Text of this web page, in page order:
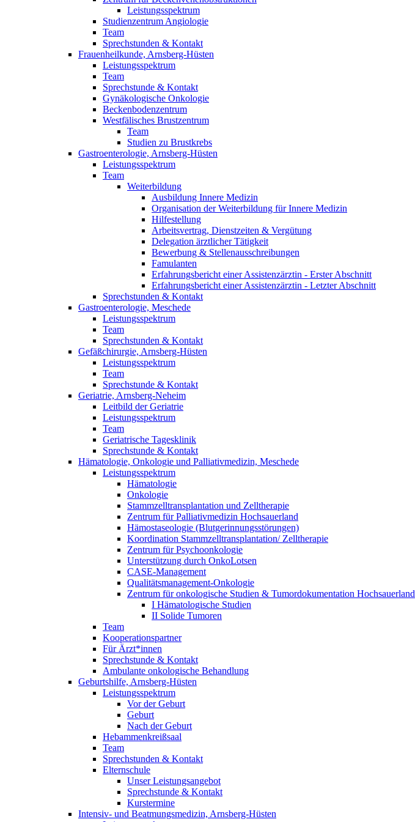
Leistungsspektrum
Studienzentrum Angiologie
Team
Sprechstunden & Kontakt
Frauenheilkunde, Arnsberg-Hüsten
Leistungsspektrum
Team
Sprechstunde & Kontakt
Gynäkologische Onkologie
Beckenbodenzentrum
Westfälisches Brustzentrum
Team
Studien zu Brustkrebs
Gastroenterologie, Arnsberg-Hüsten
Leistungsspektrum
Team
Weiterbildung
Ausbildung Innere Medizin
Organisation der Weiterbildung für Innere Medizin
Hilfestellung
Arbeitsvertrag, Dienstzeiten & Vergütung
Delegation ärztlicher Tätigkeit
Bewerbung & Stellenausschreibungen
Famulanten
Erfahrungsbericht einer Assistenzärztin - Erster Abschnitt
Erfahrungsbericht einer Assistenzärztin - Letzter Abschnitt
Sprechstunden & Kontakt
Gastroenterologie, Meschede
Leistungsspektrum
Team
Sprechstunden & Kontakt
Gefäßchirurgie, Arnsberg-Hüsten
Leistungsspektrum
Team
Sprechstunde & Kontakt
Geriatrie, Arnsberg-Neheim
Leitbild der Geriatrie
Leistungsspektrum
Team
Geriatrische Tagesklinik
Sprechstunde & Kontakt
Hämatologie, Onkologie und Palliativmedizin, Meschede
Leistungsspektrum
Hämatologie
Onkologie
Stammzelltransplantation und Zelltherapie
Zentrum für Palliativmedizin Hochsauerland
Hämostaseologie (Blutgerinnungsstörungen)
Koordination Stammzelltransplantation/ Zelltherapie
Zentrum für Psychoonkologie
Unterstützung durch OnkoLotsen
CASE-Management
Qualitätsmanagement-Onkologie
Zentrum für onkologische Studien & Tumordokumentation Hochsauerland
I Hämatologische Studien
II Solide Tumoren
Team
Kooperationspartner
Für Ärzt*innen
Sprechstunde & Kontakt
Ambulante onkologische Behandlung
Geburtshilfe, Arnsberg-Hüsten
Leistungsspektrum
Vor der Geburt
Geburt
Nach der Geburt
Hebammenkreißsaal
Team
Sprechstunden & Kontakt
Elternschule
Unser Leistungsangebot
Sprechstunde & Kontakt
Kurstermine
Intensiv- und Beatmungsmedizin, Arnsberg-Hüsten